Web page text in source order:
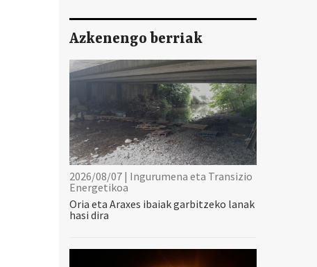
Azkenengo berriak
2026/08/07 | Ingurumena eta Transizio
Energetikoa
Oria eta Araxes ibaiak garbitzeko lanak
hasi dira